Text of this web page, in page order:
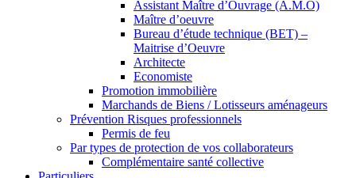
Assistant Maître d’Ouvrage (A.M.O)
Maître d’oeuvre
Bureau d’étude technique (BET) –
Maitrise d’Oeuvre
Architecte
Economiste
Promotion immobilière
Marchands de Biens / Lotisseurs aménageurs
Prévention Risques professionnels
Permis de feu
Par types de protection de vos collaborateurs
Complémentaire santé collective